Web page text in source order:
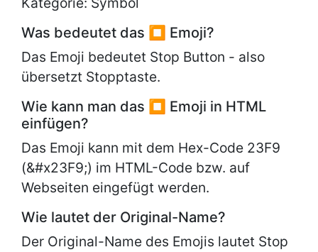
Was bedeutet das ⏹ Emoji?
Das Emoji bedeutet Stop Button - also
übersetzt Stopptaste.
Wie kann man das ⏹ Emoji in HTML
einfügen?
Das Emoji kann mit dem Hex-Code 23F9
(&#x23F9;) im HTML-Code bzw. auf
Webseiten eingefügt werden.
Wie lautet der Original-Name?
Der Original-Name des Emojis lautet Stop